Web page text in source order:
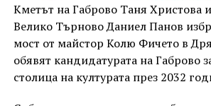
Кметът на Габрово Таня Христова
Велико Търново Даниел Панов
мост от майстор Колю Фичето в
обявят кандидатурата на Габрово
столица на културата през 2032